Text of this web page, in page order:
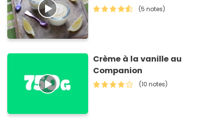
(5 notes)
Crème à la vanille au
Companion
(10 notes)